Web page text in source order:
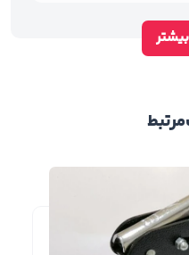
زیرا طرح مورد نظر توسط
می‌شود‌ و دارای مخزن
۳۰ (۳*۳) به راحتی قابل حمل است وزن و
بالای که دارد در
مرتبط